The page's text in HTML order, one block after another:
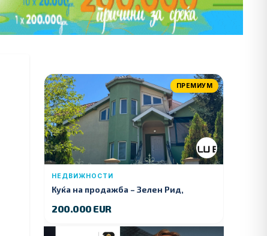
ПРЕМИУМ
НЕДВИЖНОСТИ
Куќа на продажба – Зелeн Рид,
200.000 EUR